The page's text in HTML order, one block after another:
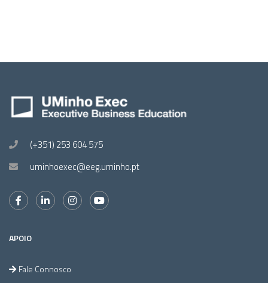
(+351) 253 604 575
uminhoexec@eeg.uminho.pt
APOIO
Fale Connosco